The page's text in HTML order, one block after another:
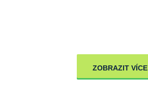
ZOBRAZIT VÍCE